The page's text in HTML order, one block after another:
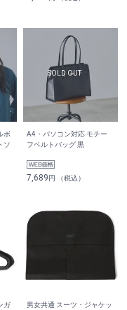
ボ
ソ
A4・パソコン対応 モチー
フベルトバッグ 黒
7,689円 （税込）
ガ
男女共通 スーツ・ジャケッ